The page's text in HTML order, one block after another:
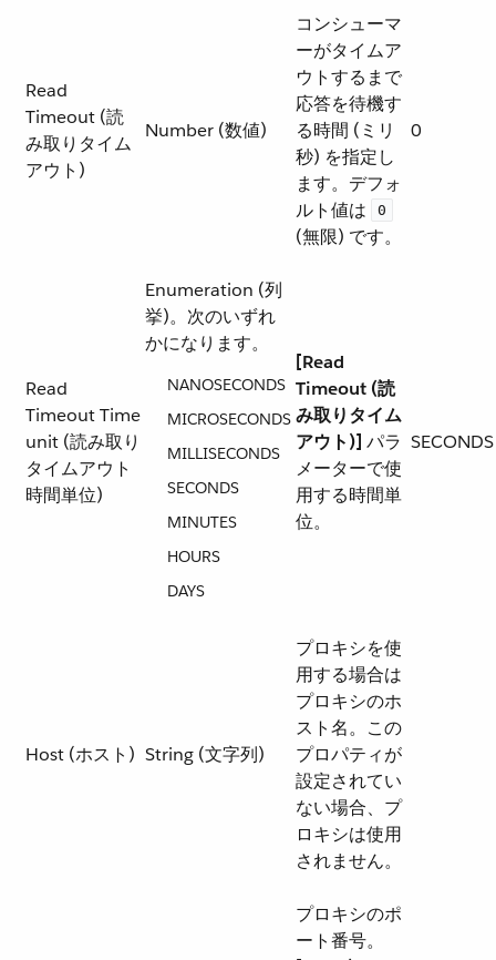
Read
Timeout (読
み取りタイム
アウト)
Number (数値)
コンシューマ
ーがタイムア
ウトするまで
応答を待機す
る時間 (ミリ
秒) を指定し
ます。デフォ
ルト値は ​
0
(無限) です。
0
Read
Timeout Time
unit (読み取り
タイムアウト
時間単位)
Enumeration (列
挙)。次のいずれ
かになります。
NANOSECONDS
MICROSECONDS
MILLISECONDS
SECONDS
MINUTES
HOURS
DAYS
[Read
Timeout (読
み取りタイム
アウト)] ​ パラ
メーターで使
用する時間単
位。
SECONDS
Host (ホスト) String (文字列)
プロキシを使
用する場合は
プロキシのホ
スト名。この
プロパティが
設定されてい
ない場合、プ
ロキシは使用
されません。
プロキシのポ
ート番号。​